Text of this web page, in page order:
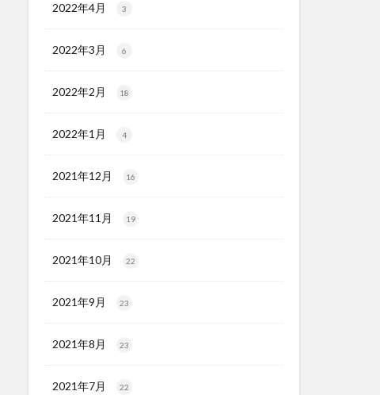
2022年4月 3
2022年3月 6
2022年2月 18
2022年1月 4
2021年12月 16
2021年11月 19
2021年10月 22
2021年9月 23
2021年8月 23
2021年7月 22